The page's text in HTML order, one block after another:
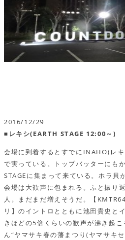
2016/12/29
■レキシ(EARTH STAGE 12:00～)
会場に到着するとすでにINAHO(レ
で実っている。トップバッターにも
STAGEに集まって来ている。ホラ貝
会場は大歓声に包まれる。ふと振り
人。まだまだ増えそうだ。【
リ】のイントロとともに池田貴史と
きほどの5倍くらいの歓声が沸き起
ん“ヤマサキ春の藩まつり(ヤマサキ